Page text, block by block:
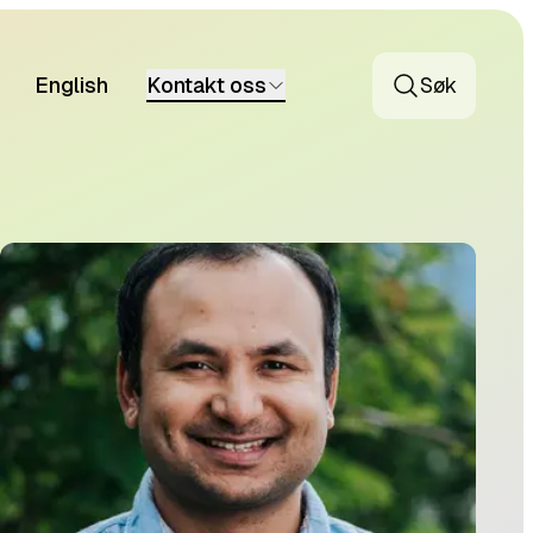
English Kontakt oss Søk